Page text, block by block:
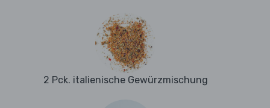
2 Pck. italienische Gewürzmischung